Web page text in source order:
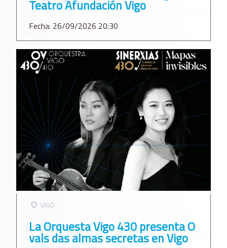
Teatro Afundación Vigo
Fecha: 26/09/2026 20:30
VIGO
La Orquesta Vigo 430 presenta O
vals das almas secretas en Vigo